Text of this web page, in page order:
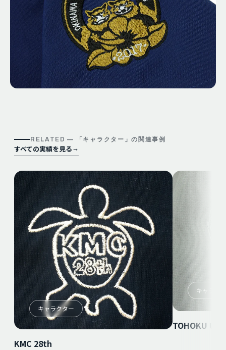
RELATED — 「 キャラクター 」の関連事例
すべての実績を見る →
キャラクター
KMC 28th
キャラク
TOHOKU